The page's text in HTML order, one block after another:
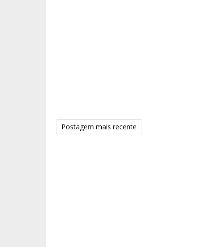
Postagem mais recente